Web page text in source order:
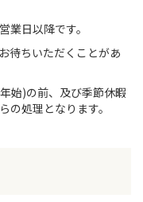
業日以降です。
待ちいただくことがあ
始)の前、及び季節休暇
の処理となります。